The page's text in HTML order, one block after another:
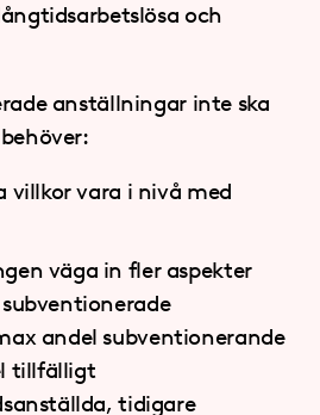
och
anställningar inte ska
villkor vara i nivå med
väga in fler aspekter
andel subventionerande
tillfälligt
tidigare